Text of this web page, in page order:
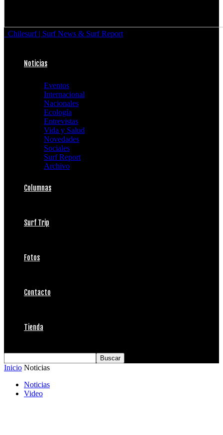
Chilesurf | Surf News & Surf Report
Noticias
Eventos
Internacional
Nacionales
Ecología
Entrevistas
Vida y Salud
Novedades
Sociales
Surf Report
Archivo
Columnas
Surf Trip
Fotos
Contacto
Tienda
Inicio Noticias
Noticias
Video